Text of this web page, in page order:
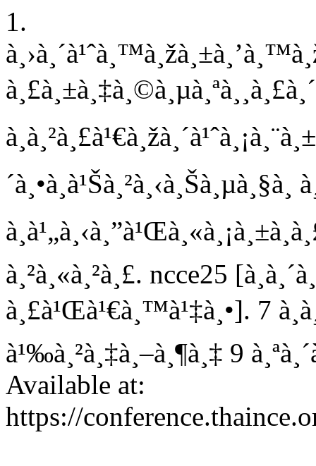
1.
à¸²à¸«à¸²à¸£. ncce25
à¸£à¹Œà¹€à¸™à¹‡à¸•]. 7
à¹‰à¸²à¸‡à¸–à¸¶à¸‡ 9
Available at:
https://